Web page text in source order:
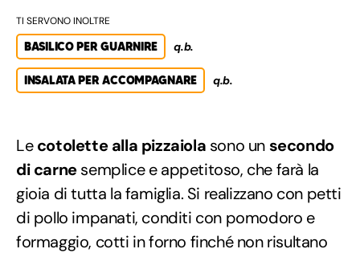
TI SERVONO INOLTRE
BASILICO PER GUARNIRE q.b.
INSALATA PER ACCOMPAGNARE q.b.
Lecotolette alla pizzaiola sono un secondo
di carnesemplice e appetitoso, che farà la
gioia di tutta la famiglia. Si realizzano con petti
di pollo impanati, conditi con pomodoro e
formaggio, cotti in forno finché non risultano